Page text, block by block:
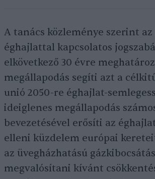
A tanács közleménye szerint
éghajlattal kapcsolatos
elkövetkező 30 évre
megállapodás segíti azt a
unió 2050-re éghajlat-
ideiglenes megállapodás
bevezetésével erősíti az
elleni küzdelem európai
az üvegházhatású
megvalósítani kívánt